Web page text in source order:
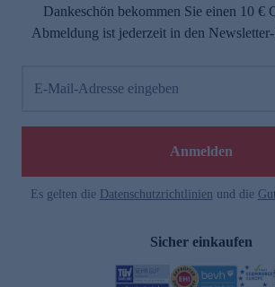
Dankeschön bekommen Sie einen 10 €
Abmeldung ist jederzeit in den
E-Mail-Adresse eingeben
Anmelden
Es gelten die Datenschutzrichtlinien und die
Sicher einkaufen